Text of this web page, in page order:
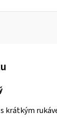
krátkým